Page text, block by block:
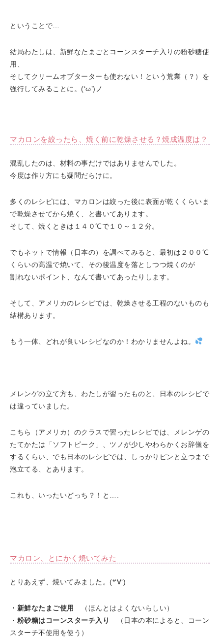
ということで…
結局わたしは、新鮮なたまごとコーンスターチ入りの粉砂糖使
用、
そしてクリームオブターターも使わない！という荒業（？）を
強行してみることに。(‘ω’)ノ
マカロンを絞ったら、焼く前に乾燥させる？焼成温度は？
混乱したのは、材料の事だけではありませんでした。
今度は作り方にも疑問だらけに。
多くのレシピには、マカロンは絞った後に表面が乾くくらいま
で乾燥させてから焼く、と書いてあります。
そして、焼くときは１４０℃で１０～１２分。
でもネットで情報（日本の）を調べてみると、最初は２００℃
くらいの高温で焼いて、その後温度を落としつつ焼くのが
割れないポイント、なんて書いてあったりします。
そして、アメリカのレシピでは、乾燥させる工程のないものも
結構あります。
もう一体、どれが良いレシピなのか！わかりませんよね。
メレンゲの立て方も、わたしが習ったものと、日本のレシピで
は違っていました。
こちら（アメリカ）のクラスで習ったレシピでは、メレンゲの
たてかたは「ソフトピーク」、ツノが少しやわらかくお辞儀を
するくらい、でも日本のレシピでは、しっかりピンと立つまで
泡立てる、とあります。
これも、いったいどっち？！と….
マカロン、とにかく焼いてみた
とりあえず、焼いてみました。(*‘∀‘)
・新鮮なたまご使用
（ほんとはよくないらしい）
・ 粉砂糖はコーンスターチ入り
（日本の本によると、コーン
スターチ不使用を使う）